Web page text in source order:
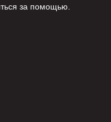
за помощью.